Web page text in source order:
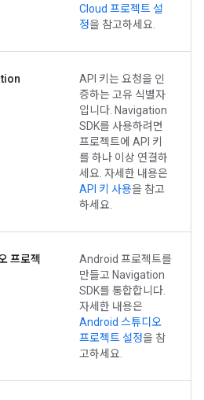
Cloud 프로젝트 설
정을 참고하세요.
API 키는 요청을 인
증하는 고유 식별자
입니다. Navigation
SDK를 사용하려면
프로젝트에 API 키
를 하나 이상 연결하
세요. 자세한 내용은
API 키 사용을 참고
하세요.
프로젝
Android 프로젝트를
만들고 Navigation
SDK를 통합합니다.
자세한 내용은
Android 스튜디오
프로젝트 설정을 참
고하세요.